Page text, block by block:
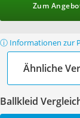
Zum
ⓘ Informationen zur
Ähnliche
Ballkleid